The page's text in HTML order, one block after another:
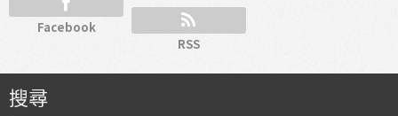
Facebook
RSS
搜尋